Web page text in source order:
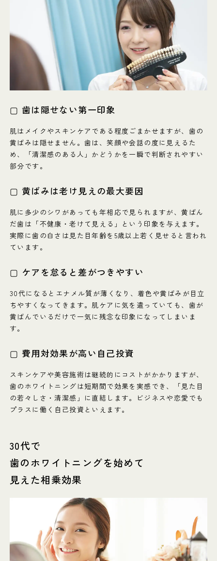
▢ 歯は隠せない第一印象
肌はメイクやスキンケアである程度ごまかせますが、歯の
黄ばみは隠せません。歯は、笑顔や会話の度に見えるた
め、「清潔感のある人」かどうかを一瞬で判断されやすい
部分です。
▢ 黄ばみは老け見えの最大要因
肌に多少のシワがあっても年相応で見られますが、黄ばん
だ歯は「不健康・老けて見える」という印象を与えます。
実際に歯の白さは見た目年齢を5歳以上若く見せると言われ
ています。
▢ ケアを怠ると差がつきやすい
30代になるとエナメル質が薄くなり、着色や黄ばみが目立
ちやすくなってきます。肌ケアに気を遣っていても、歯が
黄ばんでいるだけで一気に残念な印象になってしまいま
す。
▢ 費用対効果が高い自己投資
スキンケアや美容施術は継続的にコストがかかりますが、
歯のホワイトニングは短期間で効果を実感でき、「見た目
の若々しさ・清潔感」に直結します。ビジネスや恋愛でも
プラスに働く自己投資といえます。
30代で
歯のホワイトニングを始めて
見えた相乗効果